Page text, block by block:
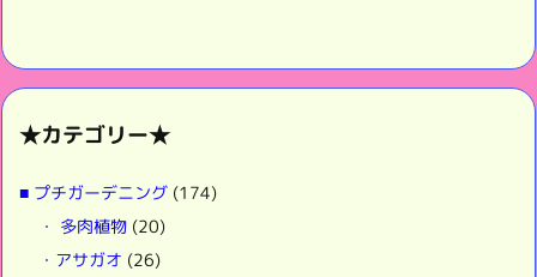
★カテゴリー★
■ プチガーデニング (174)
・ 多肉植物 (20)
・アサガオ (26)